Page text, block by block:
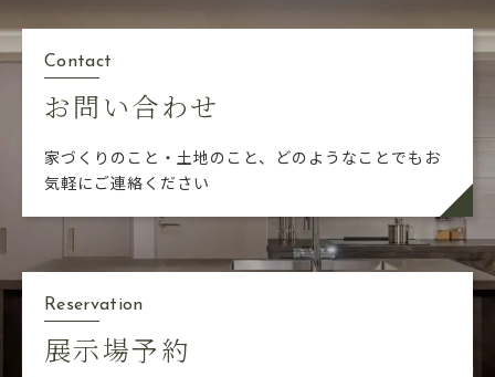
Contact
お問い合わせ
家づくりのこと・土地のこと、どのようなことでも お
気軽にご連絡ください
Reservation
展示場予約